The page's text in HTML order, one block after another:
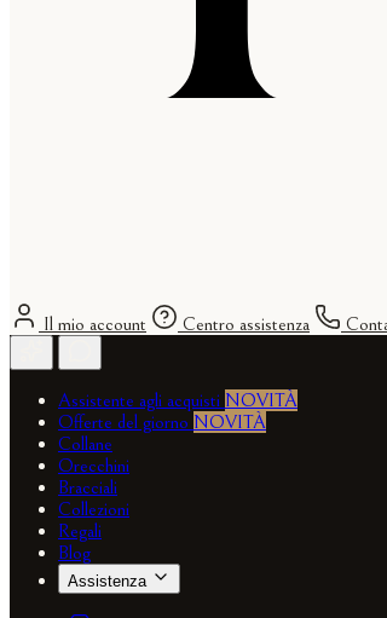
Il mio account Centro assistenza
Assistente agli acquisti NOVITÀ
Offerte del giorno NOVITÀ
Collane
Orecchini
Bracciali
Collezioni
Regali
Blog
Assistenza